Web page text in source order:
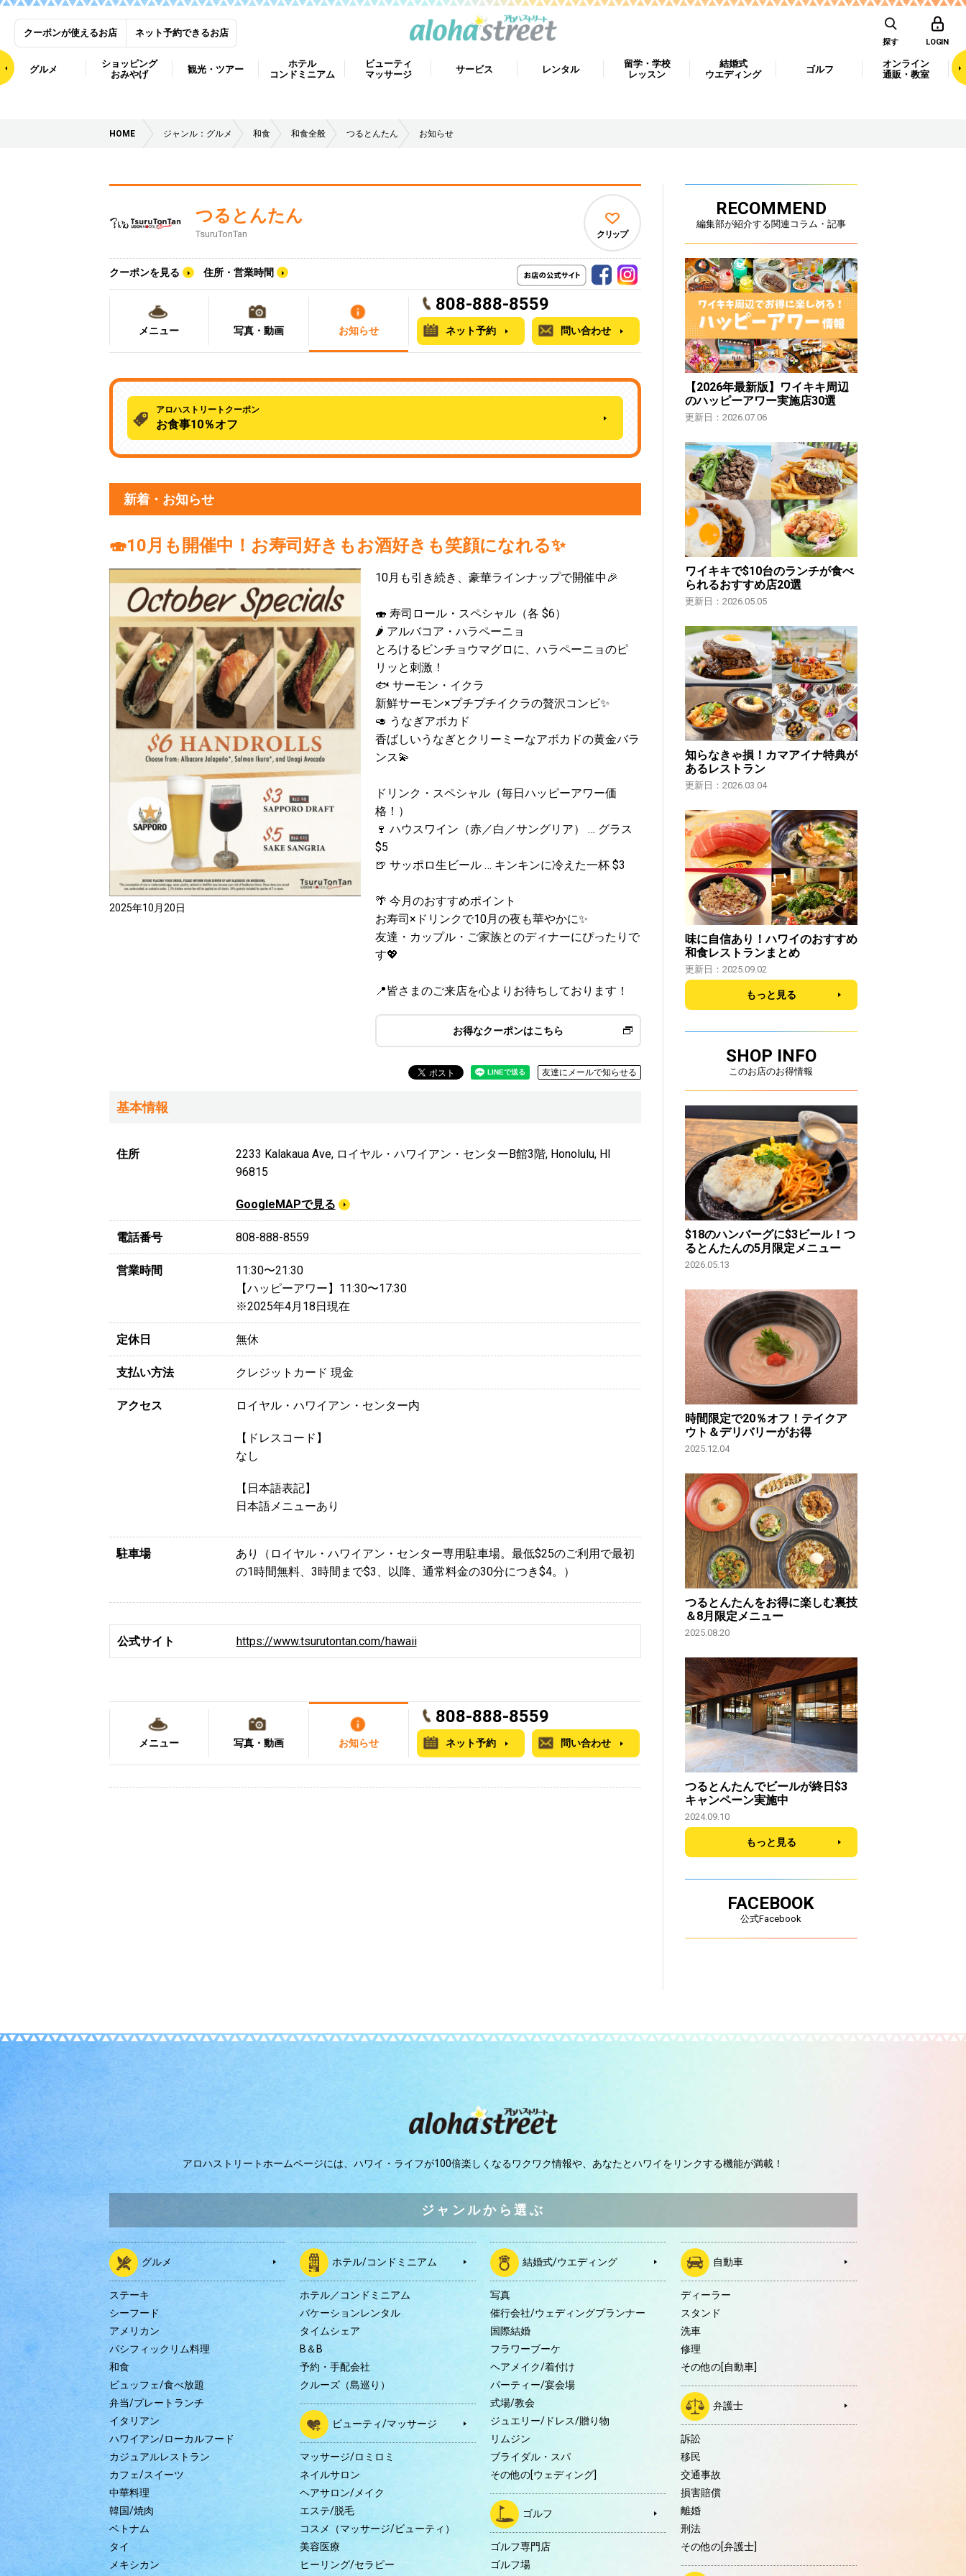
クーポンが使えるお店 ネット予約できるお店
探す LOGIN
グルメ
ショッピング
おみやげ
観光・ツアー
ホテル
コンドミニアム
ビューティ
マッサージ
サービス レンタル
留学・学校
レッスン
結婚式
ウエディング
ゴルフ
オンライン
通販・教室
HOME ジャンル：グルメ 和食 和食全般 つるとんたん お知らせ
つるとんたん
TsuruTonTan
クーポンを見る 住所・営業時間
クリップ
メニュー 写真・動画 お知らせ
808-888-8559
ネット予約 問い合わせ
アロハストリートクーポン
お食事10％オフ
新着・お知らせ
🍣10月も開催中！お寿司好きもお酒好きも笑顔になれる✨
2025年10月20日
10月も引き続き、豪華ラインナップで開催中🎉
🍣 寿司ロール・スペシャル（各 $6）
🌶 アルバコア・ハラペーニョ
とろけるビンチョウマグロに、ハラペーニョのピ
リッと刺激！
🐟 サーモン・イクラ
新鮮サーモン×プチプチイクラの贅沢コンビ✨
🥑 うなぎアボカド
香ばしいうなぎとクリーミーなアボカドの黄金バラ
ンス💫
ドリンク・スペシャル（毎日ハッピーアワー価
格！）
🍷 ハウスワイン（赤／白／サングリア） … グラス
$5
🍺 サッポロ生ビール … キンキンに冷えた一杯 $3
🌴 今月のおすすめポイント
お寿司×ドリンクで10月の夜も華やかに✨
友達・カップル・ご家族とのディナーにぴったりで
す💖
📍皆さまのご来店を心よりお待ちしております！
お得なクーポンはこちら
友達にメールで知らせる
基本情報
住所
2233 Kalakaua Ave, ロイヤル・ハワイアン・センターB館3階, Honolulu, HI
96815
GoogleMAPで見る
電話番号 808-888-8559
営業時間
11:30〜21:30
【ハッピーアワー】11:30〜17:30
※2025年4月18日現在
定休日 無休
支払い方法 クレジットカード 現金
アクセス ロイヤル・ハワイアン・センター内
【ドレスコード】
なし
【日本語表記】
日本語メニューあり
駐車場
あり（ロイヤル・ハワイアン・センター専用駐車場。最低$25のご利用で最初
の1時間無料、3時間まで$3、以降、通常料金の30分につき$4。）
公式サイト https://www.tsurutontan.com/hawaii
メニュー 写真・動画 お知らせ
808-888-8559
ネット予約 問い合わせ
RECOMMEND
編集部が紹介する関連コラム・記事
【2026年最新版】ワイキキ周辺
のハッピーアワー実施店30選
更新日：2026.07.06
ワイキキで$10台のランチが食べ
られるおすすめ店20選
更新日：2026.05.05
知らなきゃ損！カマアイナ特典が
あるレストラン
更新日：2026.03.04
味に自信あり！ハワイのおすすめ
和食レストランまとめ
更新日：2025.09.02
もっと見る
SHOP INFO
このお店のお得情報
$18のハンバーグに$3ビール！つ
るとんたんの5月限定メニュー
2026.05.13
時間限定で20％オフ！テイクア
ウト＆デリバリーがお得
2025.12.04
つるとんたんをお得に楽しむ裏技
＆8月限定メニュー
2025.08.20
つるとんたんでビールが終日$3
キャンペーン実施中
2024.09.10
もっと見る
FACEBOOK
公式Facebook
アロハストリートホームページには、 ハワイ・ライフが100倍楽しくなるワクワク情報や、 あなたとハワイをリンクする機能が満載！
ジャンルから選ぶ
グルメ
ステーキ
シーフード
アメリカン
パシフィックリム料理
和食
ビュッフェ/食べ放題
弁当/プレートランチ
イタリアン
ハワイアン/ローカルフード
カジュアルレストラン
カフェ/スイーツ
中華料理
韓国/焼肉
ベトナム
タイ
メキシカン
ホテル/コンドミニアム
ホテル／コンドミニアム
バケーションレンタル
タイムシェア
B＆B
予約・手配会社
クルーズ（島巡り）
ビューティ/マッサージ
マッサージ/ロミロミ
ネイルサロン
ヘアサロン/メイク
エステ/脱毛
コスメ（マッサージ/ビューティ）
美容医療
ヒーリング/セラピー
結婚式/ウエディング
写真
催行会社/ウェディングプランナー
国際結婚
フラワーブーケ
ヘアメイク/着付け
パーティー/宴会場
式場/教会
ジュエリー/ドレス/贈り物
リムジン
ブライダル・スパ
その他の[ウェディング]
ゴルフ
ゴルフ専門店
ゴルフ場
自動車
ディーラー
スタンド
洗車
修理
その他の[自動車]
弁護士
訴訟
移民
交通事故
損害賠償
離婚
刑法
その他の[弁護士]